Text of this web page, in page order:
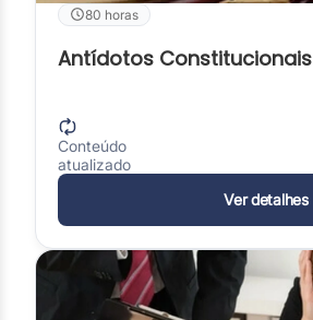
80 horas
Antídotos Constitucionais
Conteúdo
atualizado
Ver detalhes